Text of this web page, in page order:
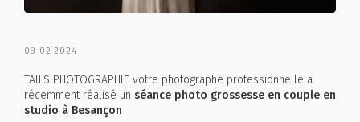
08-02-2024
TAILS PHOTOGRAPHIE votre photographe professionnelle a
récemment réalisé un séance photo grossesse en couple en
studio à Besançon